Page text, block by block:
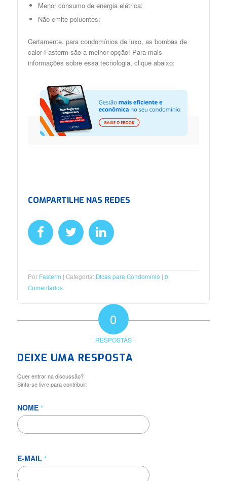
Menor consumo de energia elétrica;
Não emite poluentes;
Certamente, para condomínios de luxo, as bombas de
calor Fasterm são a melhor opção! Para mais
informações sobre essa tecnologia, clique abaixo:
COMPARTILHE NAS REDES
Por Fasterm Categoria: Dicas para Condomínio
0
Comentários
0
RESPOSTAS
DEIXE UMA RESPOSTA
Quer entrar na discussão?
Sinta-se livre para contribuir!
NOME *
E-MAIL *